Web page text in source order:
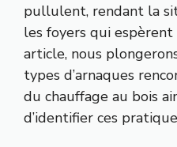
pullulent, rendant la
les foyers qui espèrent
article, nous
types d’arnaques
du chauffage au bois
d’identifier ces